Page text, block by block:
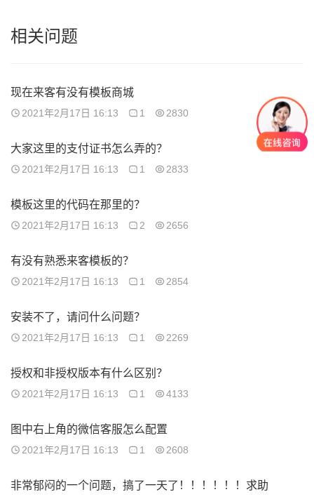
相关问题
现在来客有没有模板商城
2021年2月17日 16:13 1 2830
大家这里的支付证书怎么弄的？
2021年2月17日 16:13 1 2833
模板这里的代码在那里的？
2021年2月17日 16:13 2 2656
有没有熟悉来客模板的？
2021年2月17日 16:13 1 2854
安装不了，请问什么问题？
2021年2月17日 16:13 1 2269
授权和非授权版本有什么区别？
2021年2月17日 16:13 1 4133
图中右上角的微信客服怎么配置
2021年2月17日 16:13 1 2608
非常郁闷的一个问题，搞了一天了！！！！！！求助